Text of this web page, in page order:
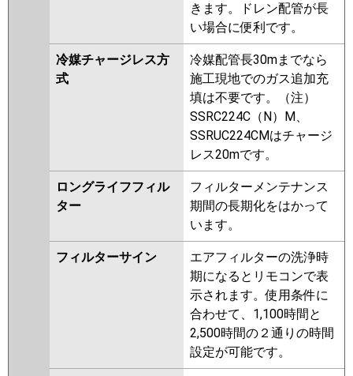
きます。ドレン配管が長
い場合に便利です。
冷媒チャージレス方
式
冷媒配管長30mまでなら
施工現地でのガス追加充
填は不要です。（注）
SSRC224C（N）M、
SSRUC224CMはチャージ
レス20mです。
ロングライフフィル
ター
フィルターメンテナンス
期間の長期化をはかって
います。
フィルターサイン
エアフィルターの洗浄時
期になるとリモコンで表
示されます。使用条件に
合わせて、1,100時間と
2,500時間の２通りの時間
設定が可能です。